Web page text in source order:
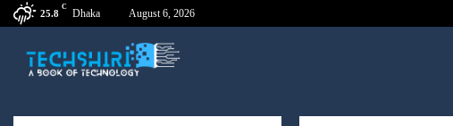
25.8
C
Dhaka August 6, 2026